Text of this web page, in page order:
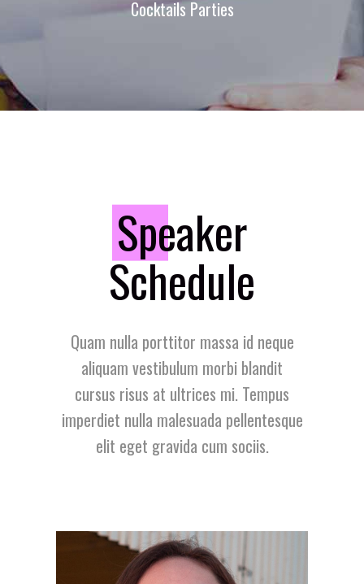
Cocktails Parties
Speaker
Schedule
Quam nulla porttitor massa id neque
aliquam vestibulum morbi blandit
cursus risus at ultrices mi. Tempus
imperdiet nulla malesuada pellentesque
elit eget gravida cum sociis.